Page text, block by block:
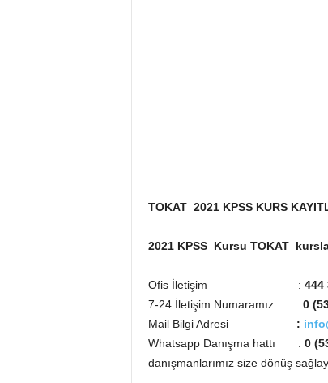
TOKAT 2021 KPSS KURS
2021 KPSS Kursu TOKAT
Ofis İletişim : 444
7-24 İletişim Numaramız : 0
Mail Bilgi Adresi
:
Whatsapp Danışma hattı
: 0
danışmanlarımız size dönüş